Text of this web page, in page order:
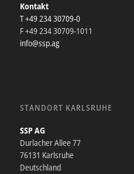
Kontakt
T +49 234 30709-0
F +49 234 30709-1011
info@ssp.ag
STANDORT KARLSRUHE
SSP AG
Durlacher Allee 77
76131 Karlsruhe
Deutschland